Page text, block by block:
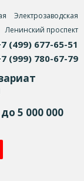
Электрозаводская
Ленинский проспект
(499) 677-65-51
(999) 780-67-79
5 000 000